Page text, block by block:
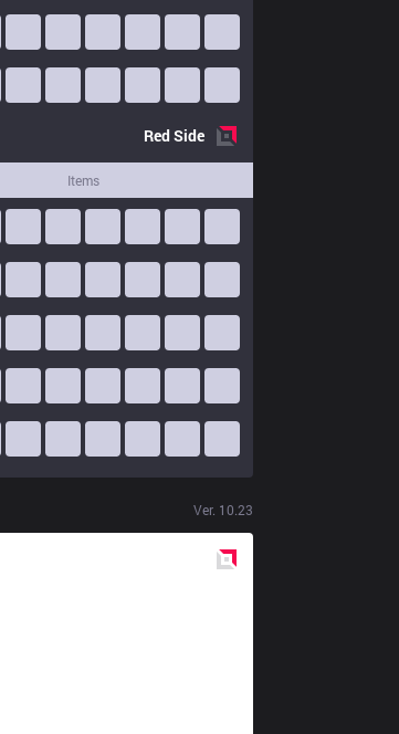
RedSide
Items
Ver. 10.23